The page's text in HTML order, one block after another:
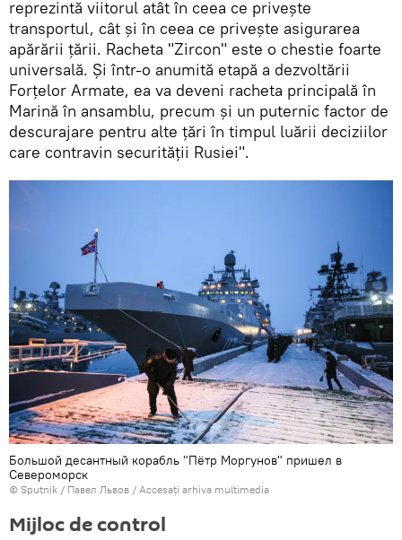
reprezintă viitorul atât în ​​ceea ce privește
transportul, cât și în ceea ce privește asigurarea
apărării țării. Racheta "Zircon" este o chestie foarte
universală. Și într-o anumită etapă a dezvoltării
Forțelor Armate, ea va deveni racheta principală în
Marină în ansamblu, precum și un puternic factor de
descurajare pentru alte țări în timpul luării deciziilor
care contravin securității Rusiei".
Большой десантный корабль "Пётр Моргунов" пришел в
Североморск
© Sputnik / Павел Львов / Accesați arhiva multimedia
Mijloc de control